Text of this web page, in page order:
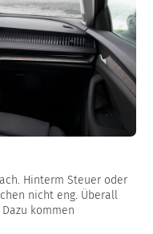
Hinterm Steuer oder
nicht eng. Überall
Dazu kommen